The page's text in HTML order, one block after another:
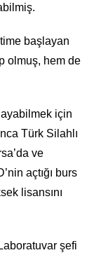
başlayan
olmuş, hem de
için
Türk Silahlı
ve
açtığı burs
lisansını
şefi